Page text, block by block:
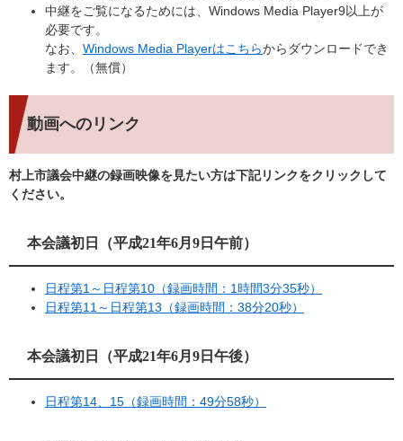
中継をご覧になるためには、Windows Media Player9以上が
必要です。
なお、 Windows Media Playerはこちらからダウンロードでき
ます。（無償）
動画へのリンク
村上市議会中継の録画映像を見たい方は下記リンクをクリックして
ください。
本会議初日（平成21年6月9日午前）
日程第1～日程第10（録画時間：1時間3分35秒）
日程第11～日程第13（録画時間：38分20秒）
本会議初日（平成21年6月9日午後）
日程第14、15（録画時間：49分58秒）